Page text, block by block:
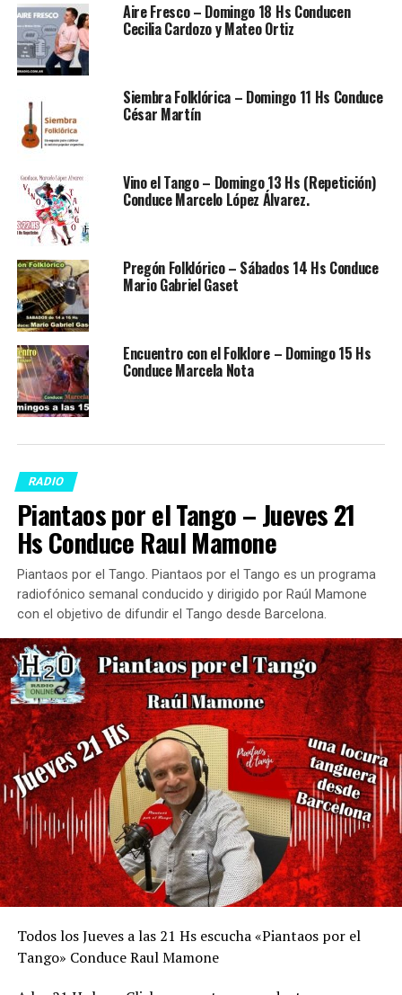
Aire Fresco – Domingo 18 Hs Conducen
Cecilia Cardozo y Mateo Ortiz
Siembra Folklórica – Domingo 11 Hs Conduce
César Martín
Vino el Tango – Domingo 13 Hs (Repetición)
Conduce Marcelo López Álvarez.
Pregón Folklórico – Sábados 14 Hs Conduce
Mario Gabriel Gaset
Encuentro con el Folklore – Domingo 15 Hs
Conduce Marcela Nota
RADIO
Piantaos por el Tango – Jueves 21
Hs Conduce Raul Mamone
Piantaos por el Tango. Piantaos por el Tango es un programa
radiofónico semanal conducido y dirigido por Raúl Mamone
con el objetivo de difundir el Tango desde Barcelona.
Todos los Jueves a las 21 Hs escucha «Piantaos por el
Tango» Conduce Raul Mamone